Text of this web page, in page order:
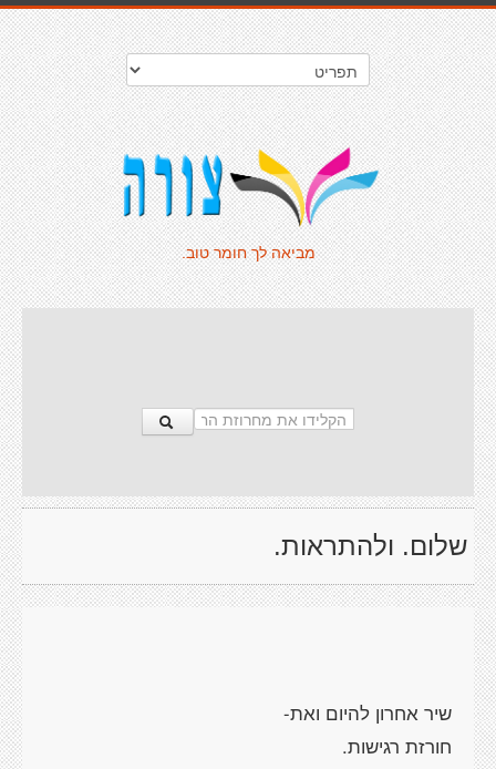
מביאה לך חומר טוב.
שלום. ולהתראות.
שיר אחרון להיום ואת-
חורזת רגישות.